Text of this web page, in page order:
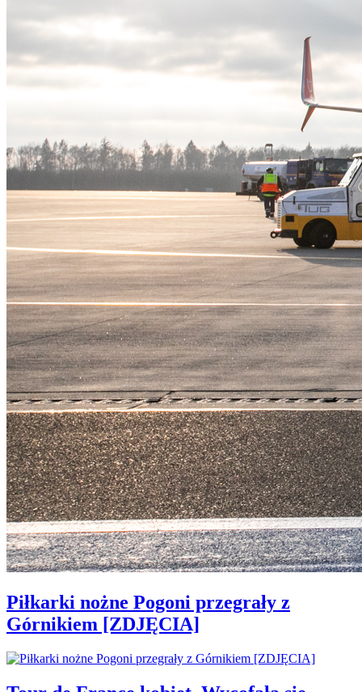
Piłkarki nożne Pogoni przegrały z
Górnikiem [ZDJĘCIA]